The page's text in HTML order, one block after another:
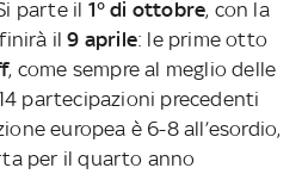
parte il 1° di ottobre, con la
il 9 aprile: le prime otto
, come sempre al meglio delle
partecipazioni precedenti
europea è 6-8 all’esordio,
per il quarto anno